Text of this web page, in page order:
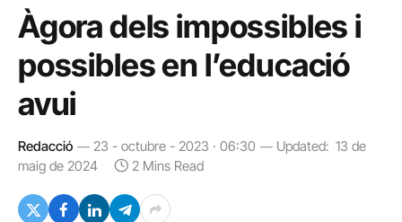
Àgora dels impossibles i
possibles en l’educació
avui
Redacció 23 - octubre - 2023 · 06:30 Updated: 13 de
maig de 2024
2 Mins Read